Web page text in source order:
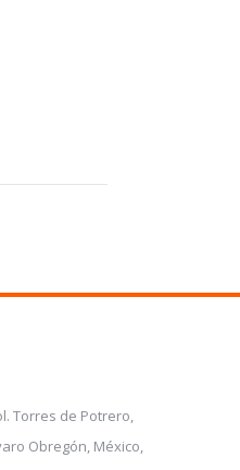
Torres de Potrero,
Obregón, México,